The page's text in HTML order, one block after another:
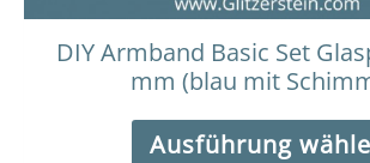
DIY Armband Basic Set
mm (blau mit
Ausführung